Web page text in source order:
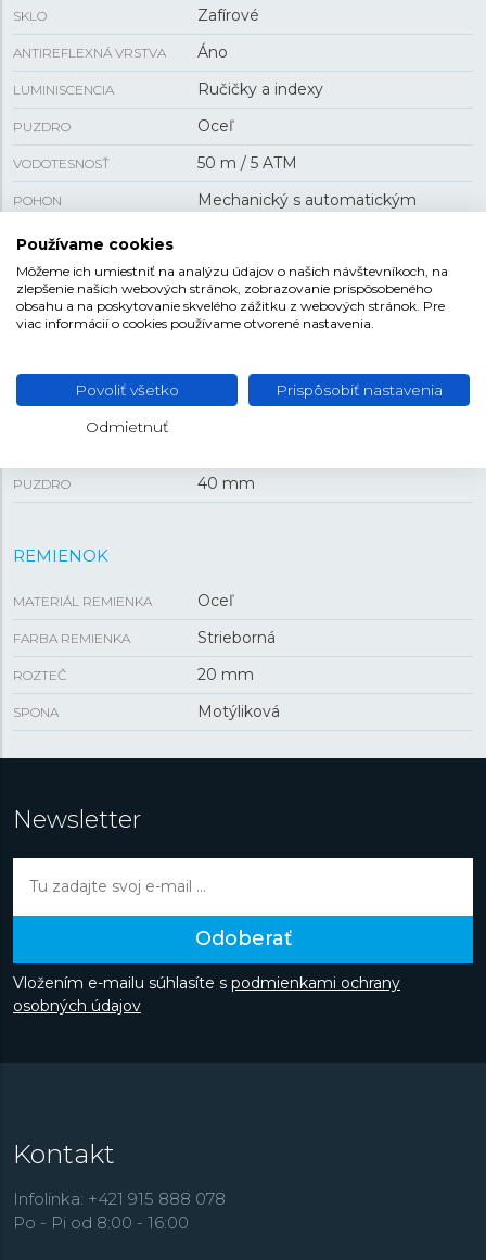
SKLO Zafírové
ANTIREFLEXNÁ VRSTVA Áno
LUMINISCENCIA Ručičky a indexy
PUZDRO Oceľ
VODOTESNOSŤ 50 m / 5 ATM
POHON
Mechanický s automatickým
náťahom
REZERVA CHODU 80 h
PRIEHĽADNÉ VIEČKO Áno
VEĽKOSŤ
PUZDRO 40 mm
REMIENOK
MATERIÁL REMIENKA Oceľ
FARBA REMIENKA Strieborná
ROZTEČ 20 mm
SPONA Motýliková
Newsletter
Odoberať
Vložením e-mailu súhlasíte s podmienkami ochrany
osobných údajov
Kontakt
Infolinka: +421 915 888 078
Po - Pi od 8:00 - 16:00
Používame cookies
Môžeme ich umiestniť na analýzu údajov o našich návštevníkoch, na
zlepšenie našich webových stránok, zobrazovanie prispôsobeného
obsahu a na poskytovanie skvelého zážitku z webových stránok. Pre
viac informácií o cookies používame otvorené nastavenia.
Povoliť všetko Prispôsobiť nastavenia
Odmietnuť